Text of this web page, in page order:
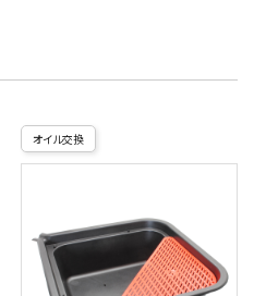
オイル交換